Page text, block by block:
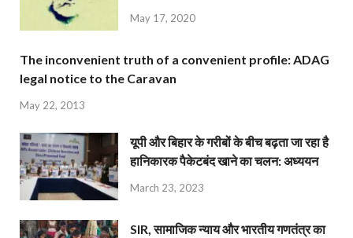
May 17, 2020
The inconvenient truth of a convenient profile: ADAG
legal notice to the Caravan
May 22, 2013
यूपी और बिहार के गरीबों के बीच बढ़ता जा रहा है
हानिकारक पैकेटबंद खाने का चलन: अध्ययन
March 23, 2023
SIR, सामाजिक न्याय और भारतीय गणतंत्र का